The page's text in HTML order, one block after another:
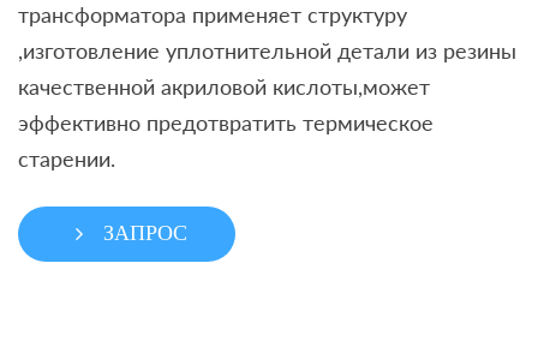
трансформатора применяет структуру
,изготовление уплотнительной детали из резины
качественной акриловой кислоты,может
эффективно предотвратить термическое
старении.
ЗАПРОС